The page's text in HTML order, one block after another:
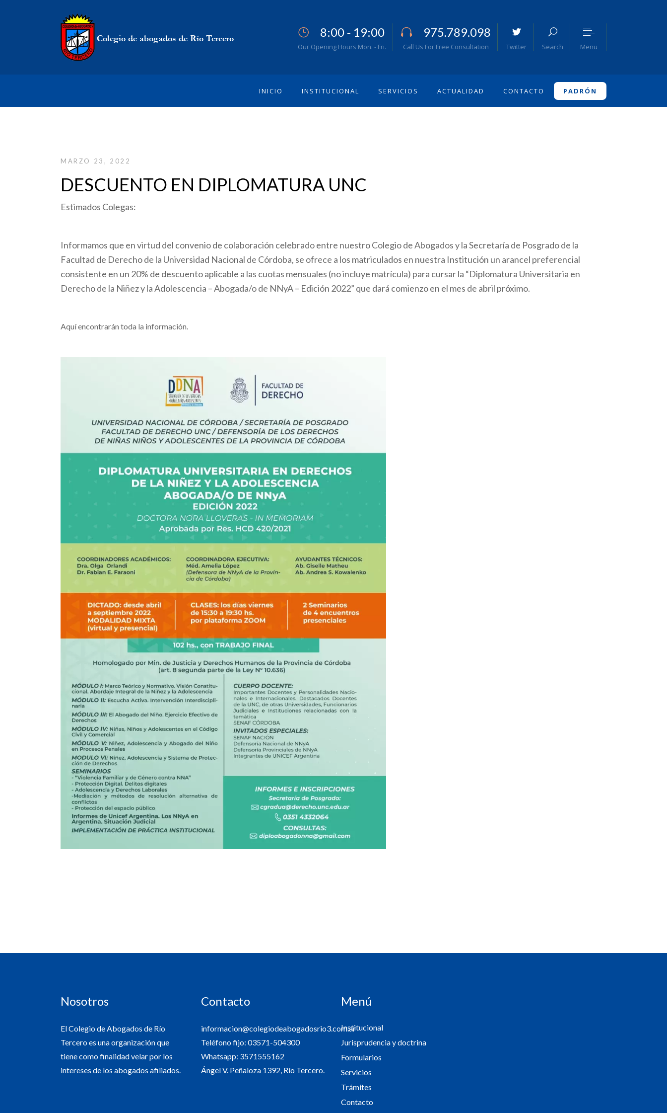
8:00 - 19:00
Our Opening Hours Mon. - Fri.
975.789.098
Call Us For Free Consultation Twitter Search Menu
INICIO INSTITUCIONAL SERVICIOS ACTUALIDAD CONTACTO PADRÓN
MARZO 23, 2022
DESCUENTO EN DIPLOMATURA UNC
Estimados Colegas:
Informamos que en virtud del convenio de colaboración celebrado entre nuestro Colegio de Abogados y la Secretaría de Posgrado de la
Facultad de Derecho de la Universidad Nacional de Córdoba, se ofrece a los matriculados en nuestra Institución un arancel preferencial
consistente en un 20% de descuento aplicable a las cuotas mensuales (no incluye matrícula) para cursar la “Diplomatura Universitaria en
Derecho de la Niñez y la Adolescencia – Abogada/o de NNyA – Edición 2022” que dará comienzo en el mes de abril próximo.
Aquí encontrarán toda la información.
Nosotros
El Colegio de Abogados de Río
Tercero es una organización que
tiene como finalidad velar por los
intereses de los abogados afiliados.
Contacto
informacion@colegiodeabogadosrio3.com.ar
Teléfono fijo: 03571-504300
Whatsapp: 3571555162
Ángel V. Peñaloza 1392, Río Tercero.
Menú
Institucional
Jurisprudencia y doctrina
Formularios
Servicios
Trámites
Contacto